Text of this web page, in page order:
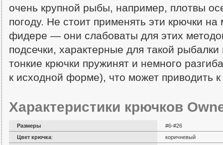
очень крупной рыбы, например, плотвы
погоду. Не стоит применять эти крючки на
фидере — они слабоваты для этих
подсечки, характерные для такой рыбалки
тонкие крючки пружинят и немного
к исходной форме), что может приводить
Характеристики крючков
Размеры
#6-#26
Цвет крючка:
коричневый